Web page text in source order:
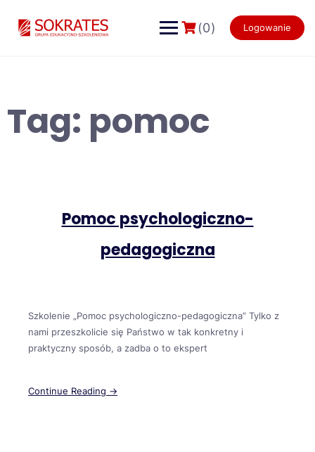
content
(0) Logowanie
Tag: pomoc
Pomoc psychologiczno-
pedagogiczna
Szkolenie „Pomoc psychologiczno-pedagogiczna” Tylko z
nami przeszkolicie się Państwo w tak konkretny i
praktyczny sposób, a zadba o to ekspert
Continue Reading →